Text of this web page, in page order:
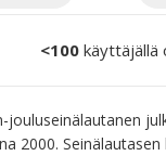
<100 käyttäjällä
jouluseinälautanen
2000.